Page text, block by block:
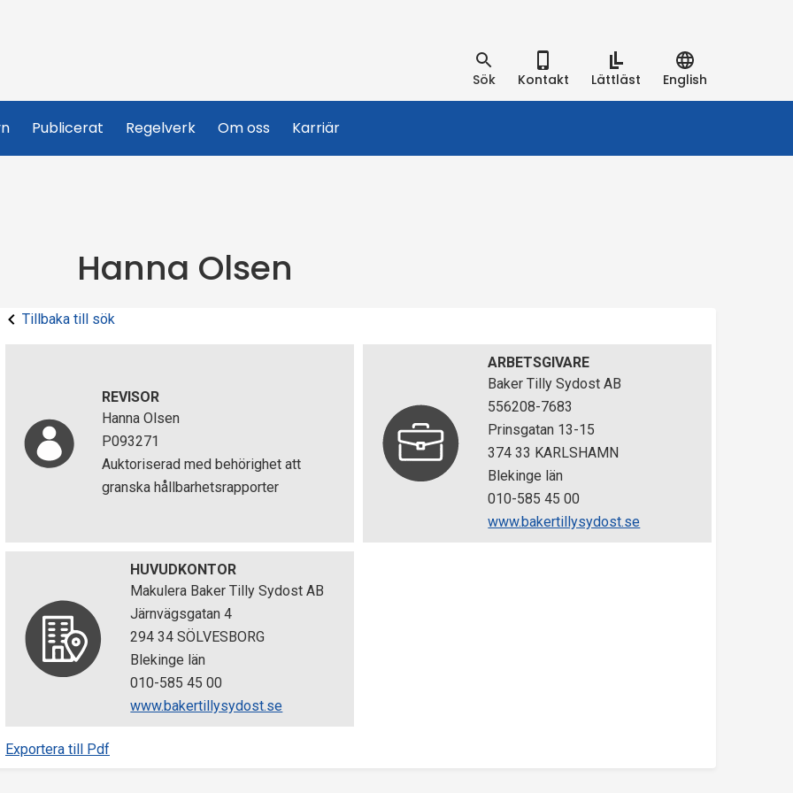
Sök Kontakt Lättläst English
Publicerat Regelverk Om oss Karriär
Hanna Olsen
Tillbaka till sök
REVISOR
Hanna Olsen
P093271
Auktoriserad med behörighet att
granska hållbarhetsrapporter
ARBETSGIVARE
Baker Tilly Sydost AB
556208-7683
Prinsgatan 13-15
374 33 KARLSHAMN
Blekinge län
010-585 45 00
www.bakertillysydost.se
HUVUDKONTOR
Makulera Baker Tilly Sydost AB
Järnvägsgatan 4
294 34 SÖLVESBORG
Blekinge län
010-585 45 00
www.bakertillysydost.se
Exportera till Pdf